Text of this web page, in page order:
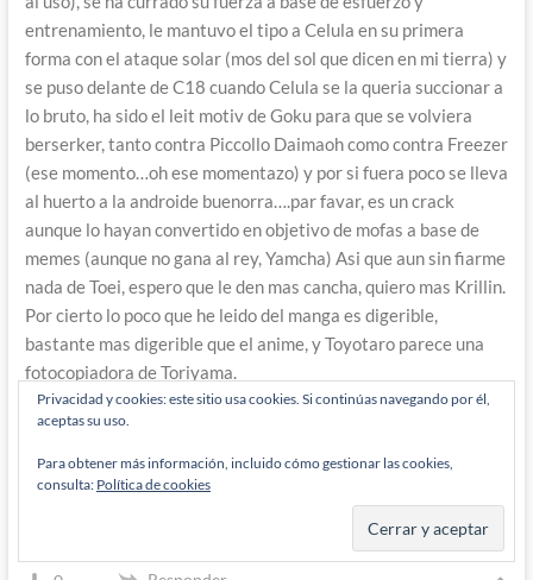
entrenamiento, le mantuvo el tipo a Celula en su primera
forma con el ataque solar (mos del sol que dicen en mi tierra) y
se puso delante de C18 cuando Celula se la queria succionar a
lo bruto, ha sido el leit motiv de Goku para que se volviera
berserker, tanto contra Piccollo Daimaoh como contra Freezer
(ese momento…oh ese momentazo) y por si fuera poco se lleva
al huerto a la androide buenorra….par favar, es un crack
aunque lo hayan convertido en objetivo de mofas a base de
memes (aunque no gana al rey, Yamcha) Asi que aun sin fiarme
nada de Toei, espero que le den mas cancha, quiero mas Krillin.
Por cierto lo poco que he leido del manga es digerible,
bastante mas digerible que el anime, y Toyotaro parece una
fotocopiadora de Toriyama.
Y hablando de ARC con su Dragon Ball Fighter Z, en su dia se
hizo un Marvel vs Tatsunoko (Comando G señores, Comando
G!!!!) Se que no lo hizo ARC pero un Marvel vs Jump seria
mucho pedir? Hace años que los fans vemos en Mugen a Ryu
Privacidad y cookies: este sitio usa cookies. Si continúas navegando por él,
aceptas su uso.
Para obtener más información, incluido cómo gestionar las cookies,
consulta: Política de cookies